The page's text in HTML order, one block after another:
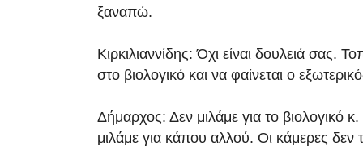
ξαναπώ.
Κιρκιλιαννίδης: Όχι είναι δουλειά σας.
στο βιολογικό και να φαίνεται ο
Δήμαρχος: Δεν μιλάμε για το βιολογικό κ.
μιλάμε για κάπου αλλού. Οι κάμερες δεν